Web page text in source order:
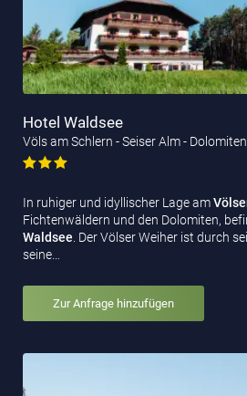
Hotel Waldsee
Völs am Schlern - Seiser Alm - Dolomiten
In ruhiger und idyllischer Lage am
Fichtenwäldern und den Dolomiten,
Waldsee . Der Völser Weiher ist durch
seine…
Zur Anfrage hinzufügen